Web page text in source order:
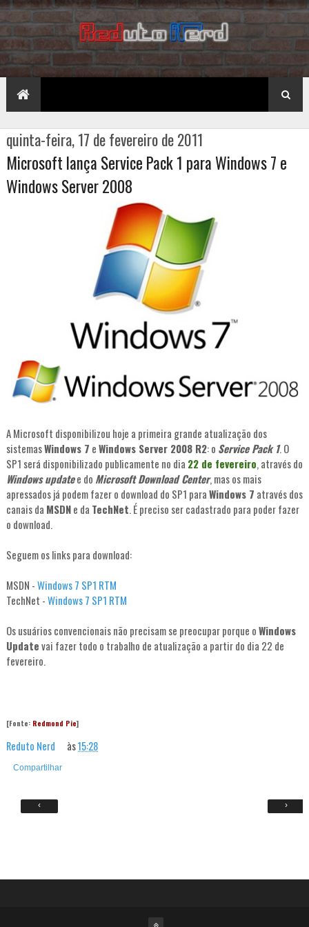
quinta-feira, 17 de fevereiro de 2011
Microsoft lança Service Pack 1 para Windows 7 e
Windows Server 2008
A Microsoft disponibilizou hoje a primeira grande atualização dos
sistemasWindows 7 eWindows Server 2008 R2: o Service Pack 1. O
SP1 será disponibilizado publicamente no dia 22 de fevereiro, através do
Windows updatee do Microsoft Download Center, mas os mais
apressados já podem fazer o download do SP1 paraWindows 7 através dos
canais da MSDNe da TechNet. É preciso ser cadastrado para poder fazer
o download.
Seguem os links para download:
MSDN -Windows 7 SP1 RTM
TechNet -Windows 7 SP1 RTM
Os usuários convencionais não precisam se preocupar porque oWindows
Updatevai fazer todo o trabalho de atualização a partir do dia 22 de
fevereiro.
[Fonte: Redmond Pie]
Reduto Nerd às15:28
Compartilhar
‹ ›